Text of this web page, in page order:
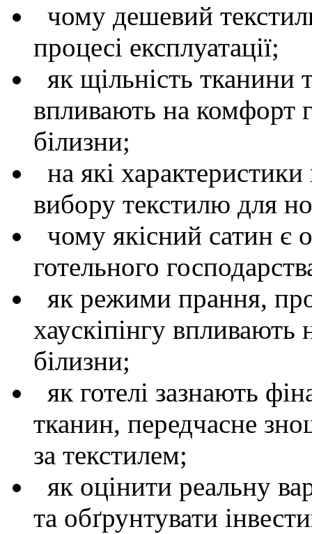
чому дешевий
процесі експлуатації;
як щільність тканини
впливають на комфорт
білизни;
на які характеристики
вибору текстилю для
чому якісний сатин є
готельного
як режими прання,
хаускіпінгу впливають
білизни;
як готелі зазнають
тканин, передчасне
за текстилем;
як оцінити реальну
та обґрунтувати